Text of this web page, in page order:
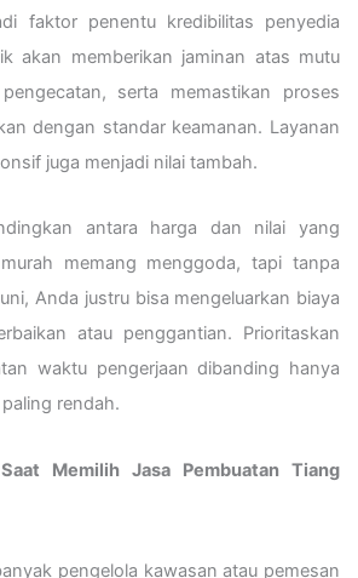
faktor penentu kredibilitas penyedia
akan memberikan jaminan atas mutu
serta memastikan proses
dengan standar keamanan. Layanan
juga menjadi nilai tambah.
antara harga dan nilai yang
memang menggoda, tapi tanpa
Anda justru bisa mengeluarkan biaya
atau penggantian. Prioritaskan
waktu pengerjaan dibanding hanya
rendah.
Memilih Jasa Pembuatan Tiang
pengelola kawasan atau pemesan